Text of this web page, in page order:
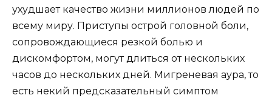
ухудшает качество жизни миллионов людей по
всему миру. Приступы острой головной боли,
сопровождающиеся резкой болью и
дискомфортом, могут длиться от нескольких
часов до нескольких дней. Мигреневая аура, то
есть некий предсказательный симптом